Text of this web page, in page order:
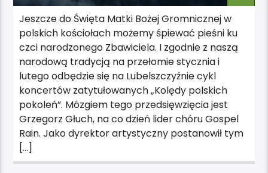
Jeszcze do Święta Matki Bożej Gromnicznej w
polskich kościołach możemy śpiewać pieśni ku
czci narodzonego Zbawiciela. I zgodnie z naszą
narodową tradycją na przełomie stycznia i
lutego odbędzie się na Lubelszczyźnie cykl
koncertów zatytułowanych „Kolędy polskich
pokoleń”. Mózgiem tego przedsięwzięcia jest
Grzegorz Głuch, na co dzień lider chóru Gospel
Rain. Jako dyrektor artystyczny postanowił tym
[…]